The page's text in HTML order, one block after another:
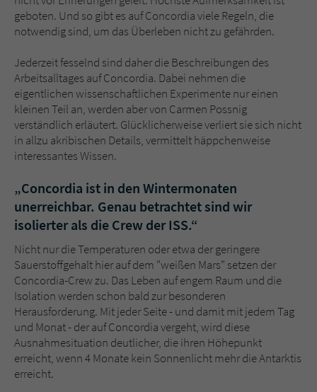
geboten. Und so gibt es auf Concordia viele Regeln, die
notwendig sind, um das Überleben nicht zu gefährden.
Jederzeit fesselnd sind daher die Beschreibungen des
Arbeitsalltages auf Concordia. Dabei nehmen die
eigentlichen wissenschaftlichen Experimente nur einen
kleinen Teil an, werden aber von Carmen Possnig
verständlich erläutert. Glücklicherweise verliert sie sich nicht
in allzu akribischen Details, vermittelt häppchenweise
interessantes Wissen.
„Concordia ist in den Wintermonaten
unerreichbar. Genau betrachtet sind wir
isolierter als die Crew der ISS.“
Nicht nur die Temperaturen oder etwa der geringere
Sauerstoffgehalt hier auf dem "weißen Mars" setzen der
Concordia-Crew zu. Das Leben auf engem Raum und die
Isolation werden schon bald zur besonderen
Herausforderung. Mit jeder Seite - und damit mit jedem Tag
und Monat - der auf Concordia vergeht, wird diese
Ausnahmesituation deutlicher, die ihren Höhepunkt
erreicht, wenn 4 Monate kein Sonnenlicht mehr die Antarktis
erreicht.